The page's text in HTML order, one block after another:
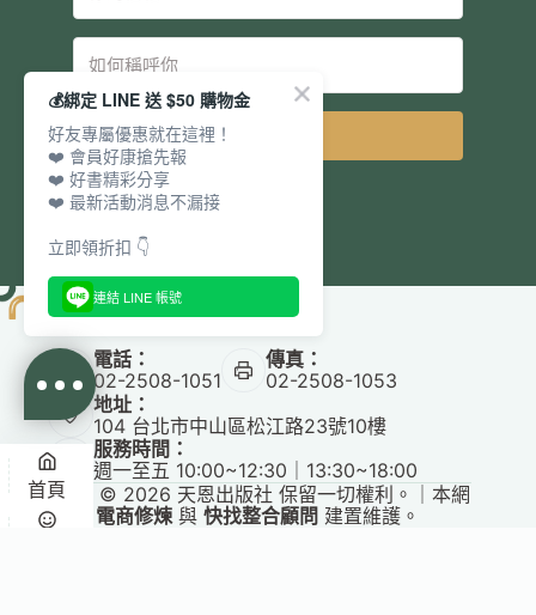
電話：
02-2508-1051
傳真：
02-2508-1053
地址：
104 台北市中山區松江路23號10樓
服務時間：
週一至五 10:00~12:30｜13:30~18:00
Copyright © 2026 天恩出版社 保留一切權利。｜本網
站由 電商修煉與快找整合顧問 建置維護。
首頁
💰綁定 LINE 送 $50 購物金
好友專屬優惠就在這裡！
❤️ 會員好康搶先報
❤️ 好書精彩分享
❤️ 最新活動消息不漏接
立即領折扣 👇
連結 LINE 帳號